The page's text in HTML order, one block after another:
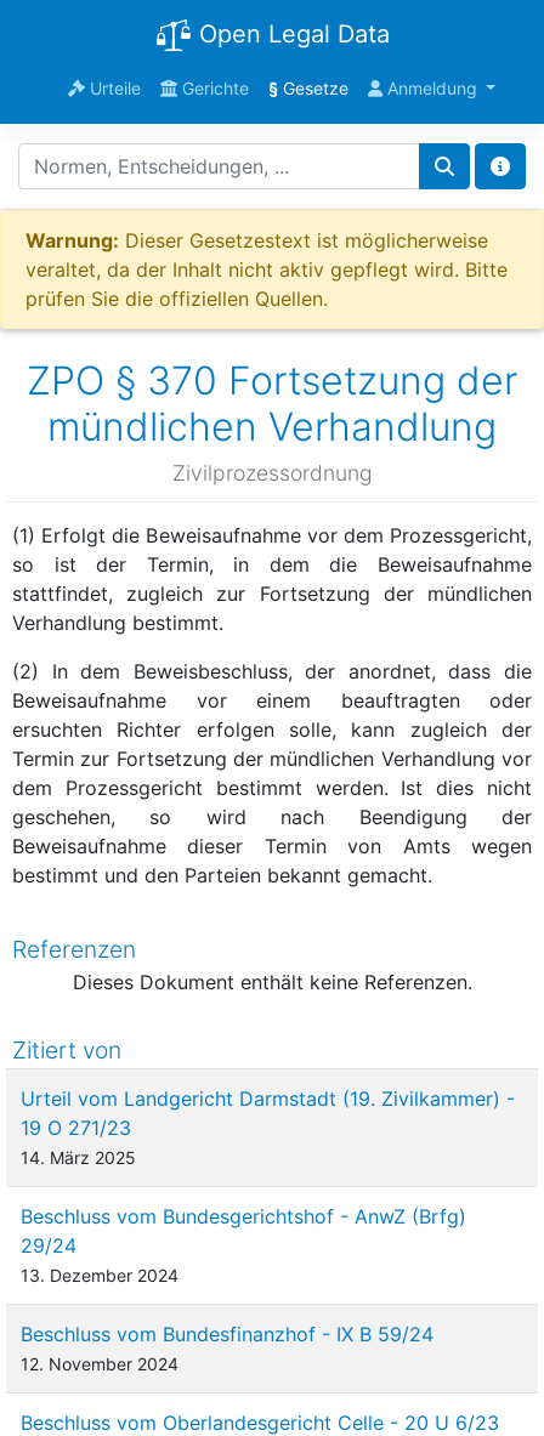
Open Legal Data
Urteile Gerichte §Gesetze Anmeldung
Warnung: Dieser Gesetzestext ist möglicherweise
veraltet, da der Inhalt nicht aktiv gepflegt wird. Bitte
prüfen Sie die offiziellen Quellen.
ZPO § 370 Fortsetzung der
mündlichen Verhandlung
Zivilprozessordnung
(1) Erfolgt die Beweisaufnahme vor dem Prozessgericht,
so ist der Termin, in dem die Beweisaufnahme
stattfindet, zugleich zur Fortsetzung der mündlichen
Verhandlung bestimmt.
(2) In dem Beweisbeschluss, der anordnet, dass die
Beweisaufnahme vor einem beauftragten oder
ersuchten Richter erfolgen solle, kann zugleich der
Termin zur Fortsetzung der mündlichen Verhandlung vor
dem Prozessgericht bestimmt werden. Ist dies nicht
geschehen, so wird nach Beendigung der
Beweisaufnahme dieser Termin von Amts wegen
bestimmt und den Parteien bekannt gemacht.
Referenzen
Dieses Dokument enthält keine Referenzen.
Zitiert von
Urteil vom Landgericht Darmstadt (19. Zivilkammer) -
19 O 271/23
14. März 2025
Beschluss vom Bundesgerichtshof - AnwZ (Brfg)
29/24
13. Dezember 2024
Beschluss vom Bundesfinanzhof - IX B 59/24
12. November 2024
Beschluss vom Oberlandesgericht Celle - 20 U 6/23